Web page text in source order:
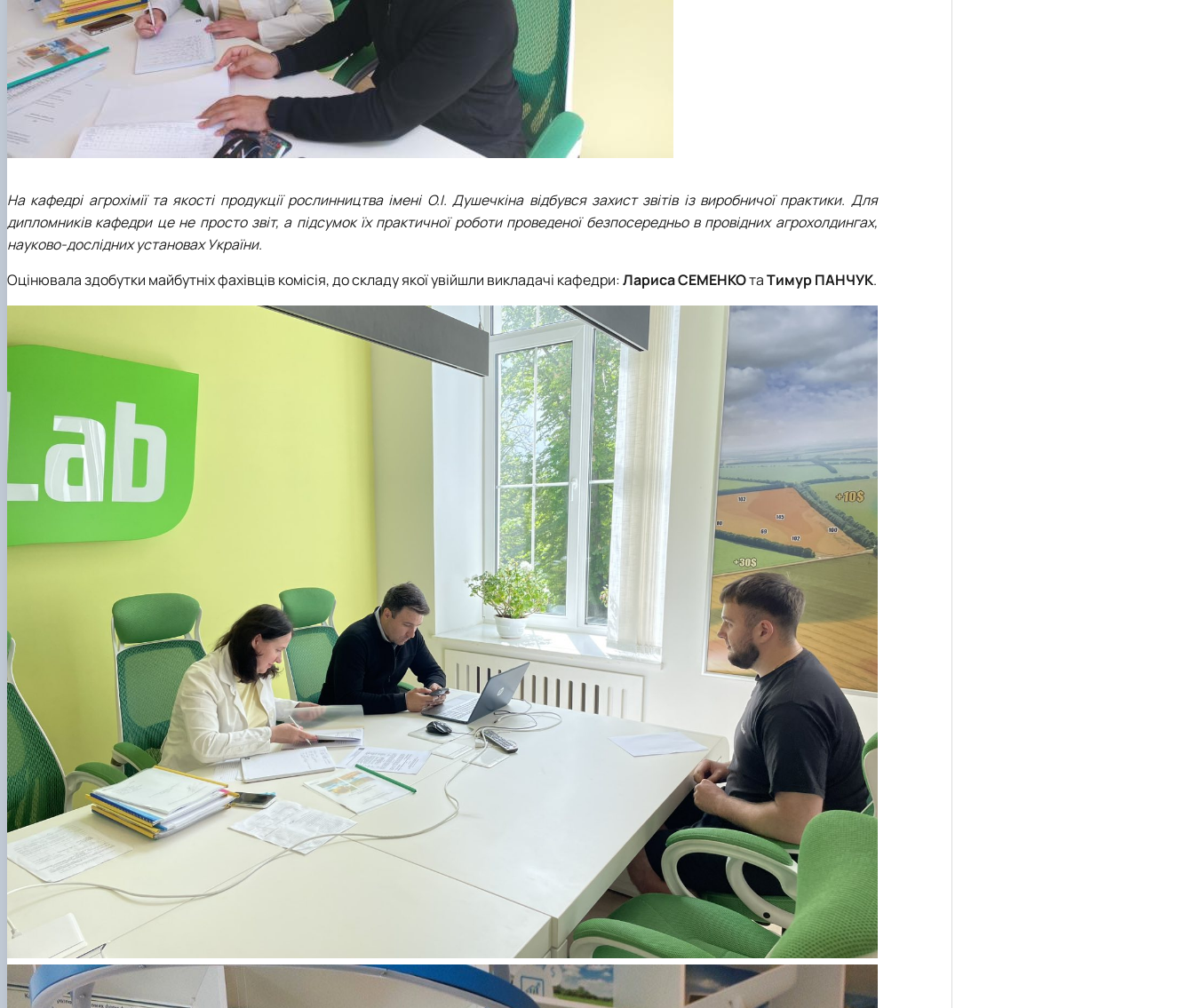
На кафедрі агрохімії та якості продукції рослинництва імені О.І. Душечкіна відбувся захист звітів із виробничої практики. Для
дипломників кафедри це не просто звіт, а підсумок їх практичної роботи проведеної безпосередньо в провідних агрохолдингах,
науково-дослідних установах України.
Оцінювала здобутки майбутніх фахівців комісія, до складу якої увійшли викладачі кафедри:Лариса СЕМЕНКОтаТимур ПАНЧУК.